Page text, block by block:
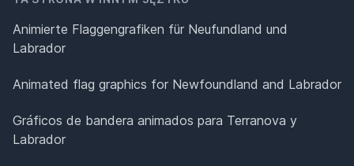
Animierte Flaggengrafiken für Neufundland und
Labrador
Animated flag graphics for Newfoundland and Labrador
Gráficos de bandera animados para Terranova y
Labrador